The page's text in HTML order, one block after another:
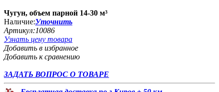
Чугун, объем парной 14-30 м³
Наличие:Уточнить
Артикул:10086
Узнать цену товара
Добавить в избранное
Добавить к сравнению
ЗАДАТЬ ВОПРОС О ТОВАРЕ